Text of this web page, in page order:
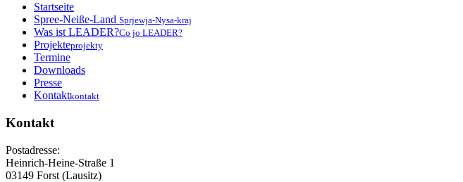
Startseite
Spree-Neiße-Land Sprjewja-Nysa-kraj
Was ist LEADER?Co jo LEADER?
Projekteprojekty
Termine
Downloads
Presse
Kontaktkontakt
Kontakt
Postadresse:
Heinrich-Heine-Straße 1
03149 Forst (Lausitz)